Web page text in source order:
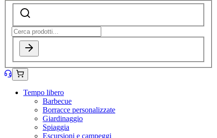
Tempo libero
Barbecue
Borracce personalizzate
Giardinaggio
Spiaggia
Escursioni e campeggi